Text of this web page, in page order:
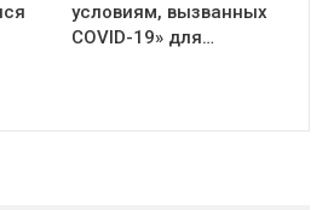
условиям, вызванных
СOVID-19» для…